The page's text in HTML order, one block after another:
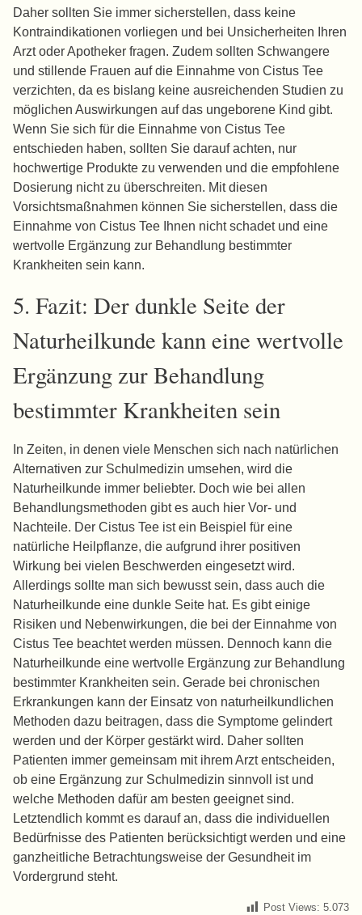
Daher sollten Sie immer sicherstellen, dass keine
Kontraindikationen vorliegen und bei Unsicherheiten Ihren
Arzt oder Apotheker fragen. Zudem sollten Schwangere
und stillende Frauen auf die Einnahme von Cistus Tee
verzichten, da es bislang keine ausreichenden Studien zu
möglichen Auswirkungen auf das ungeborene Kind gibt.
Wenn Sie sich für die Einnahme von Cistus Tee
entschieden haben, sollten Sie darauf achten, nur
hochwertige Produkte zu verwenden und die empfohlene
Dosierung nicht zu überschreiten. Mit diesen
Vorsichtsmaßnahmen können Sie sicherstellen, dass die
Einnahme von Cistus Tee Ihnen nicht schadet und eine
wertvolle Ergänzung zur Behandlung bestimmter
Krankheiten sein kann.
5. Fazit: Der dunkle Seite der
Naturheilkunde kann eine wertvolle
Ergänzung zur Behandlung
bestimmter Krankheiten sein
In Zeiten, in denen viele Menschen sich nach natürlichen
Alternativen zur Schulmedizin umsehen, wird die
Naturheilkunde immer beliebter. Doch wie bei allen
Behandlungsmethoden gibt es auch hier Vor- und
Nachteile. Der Cistus Tee ist ein Beispiel für eine
natürliche Heilpflanze, die aufgrund ihrer positiven
Wirkung bei vielen Beschwerden eingesetzt wird.
Allerdings sollte man sich bewusst sein, dass auch die
Naturheilkunde eine dunkle Seite hat. Es gibt einige
Risiken und Nebenwirkungen, die bei der Einnahme von
Cistus Tee beachtet werden müssen. Dennoch kann die
Naturheilkunde eine wertvolle Ergänzung zur Behandlung
bestimmter Krankheiten sein. Gerade bei chronischen
Erkrankungen kann der Einsatz von naturheilkundlichen
Methoden dazu beitragen, dass die Symptome gelindert
werden und der Körper gestärkt wird. Daher sollten
Patienten immer gemeinsam mit ihrem Arzt entscheiden,
ob eine Ergänzung zur Schulmedizin sinnvoll ist und
welche Methoden dafür am besten geeignet sind.
Letztendlich kommt es darauf an, dass die individuellen
Bedürfnisse des Patienten berücksichtigt werden und eine
ganzheitliche Betrachtungsweise der Gesundheit im
Vordergrund steht.
Post Views: 5.073